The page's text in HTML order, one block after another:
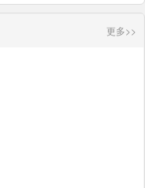
更多>>